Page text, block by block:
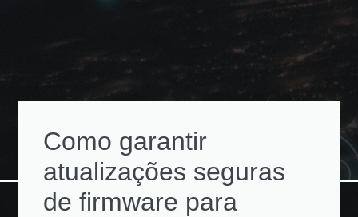
Como garantir
atualizações seguras
de firmware para